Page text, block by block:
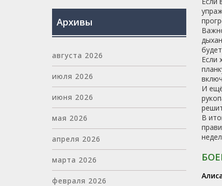
Если
И
В
Архивы
августа 2026
июля 2026
июня 2026
мая 2026
апреля 2026
марта 2026
февраля 2026